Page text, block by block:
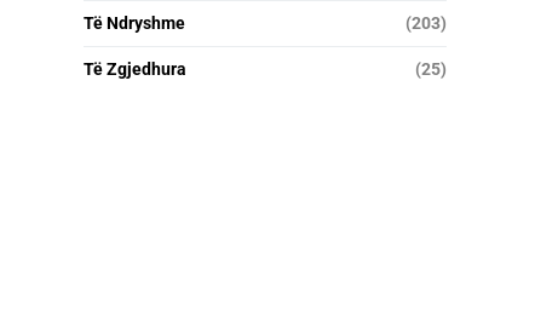
Të Ndryshme (203)
Të Zgjedhura (25)